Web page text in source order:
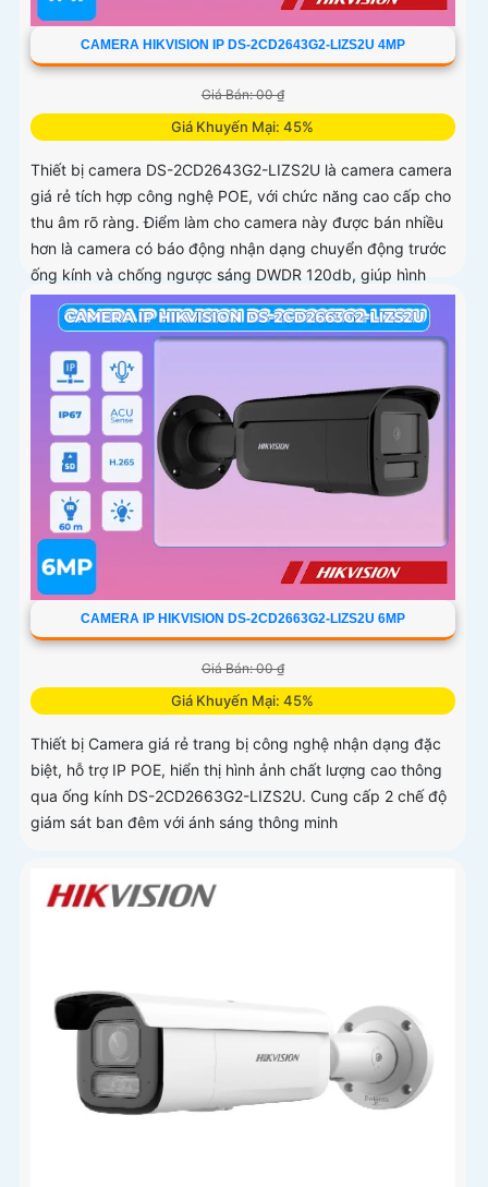
CAMERA HIKVISION IP DS-2CD2643G2-LIZS2U 4MP
Giá Bán: 00 ₫
Giá Khuyến Mại: 45%
Thiết bị camera DS-2CD2643G2-LIZS2U là camera camera
giá rẻ tích hợp công nghệ POE, với chức năng cao cấp cho
thu âm rõ ràng. Điểm làm cho camera này được bán nhiều
hơn là camera có báo động nhận dạng chuyển động trước
ống kính và chống ngược sáng DWDR 120db, giúp hình
ảnh rõ hơn dù ở môi trường ánh sáng thấp
CAMERA IP HIKVISION DS-2CD2663G2-LIZS2U 6MP
Giá Bán: 00 ₫
Giá Khuyến Mại: 45%
Thiết bị Camera giá rẻ trang bị công nghệ nhận dạng đặc
biệt, hỗ trợ IP POE, hiển thị hình ảnh chất lượng cao thông
qua ống kính DS-2CD2663G2-LIZS2U. Cung cấp 2 chế độ
giám sát ban đêm với ánh sáng thông minh